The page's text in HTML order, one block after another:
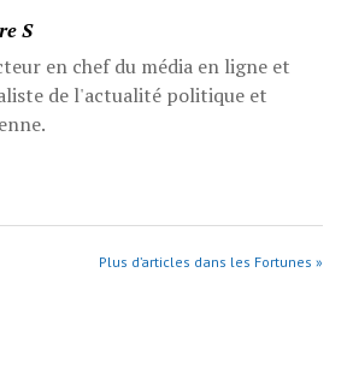
S
en chef du média en ligne et
de l'actualité politique et
Plus d’articles dans les Fortunes »